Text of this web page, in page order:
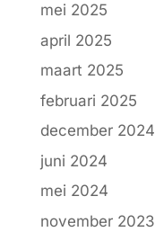
mei 2025
april 2025
maart 2025
februari 2025
december 2024
juni 2024
mei 2024
november 2023